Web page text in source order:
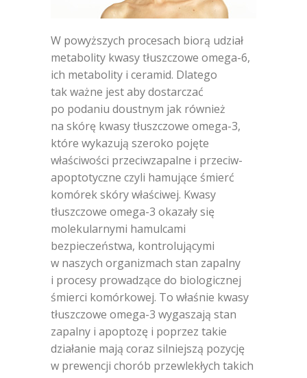
W powyższych procesach biorą udział
metabolity kwasy tłuszczowe omega-6,
ich metabolity i ceramid. Dlatego
tak ważne jest aby dostarczać
po podaniu doustnym jak również
na skórę kwasy tłuszczowe omega-3,
które wykazują szeroko pojęte
właściwości przeciwzapalne i przeciw-
apoptotyczne czyli hamujące śmierć
komórek skóry właściwej. Kwasy
tłuszczowe omega-3 okazały się
molekularnymi hamulcami
bezpieczeństwa, kontrolującymi
w naszych organizmach stan zapalny
i procesy prowadzące do biologicznej
śmierci komórkowej. To właśnie kwasy
tłuszczowe omega-3 wygaszają stan
zapalny i apoptozę i poprzez takie
działanie mają coraz silniejszą pozycję
w prewencji chorób przewlekłych takich